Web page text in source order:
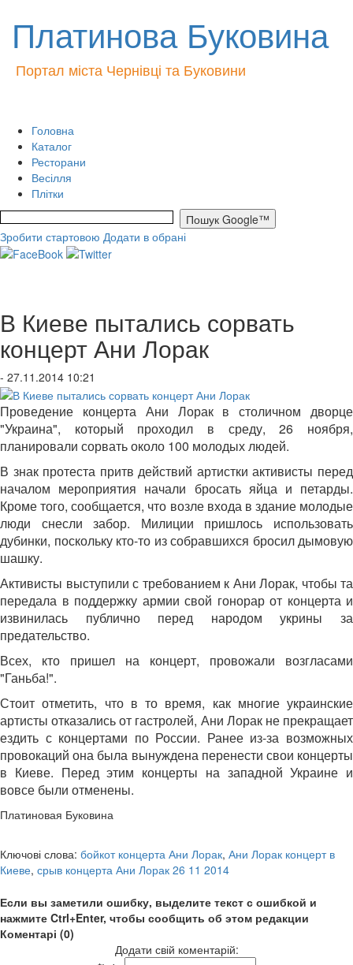
Платинова Буковина
Портал міста Чернівці та Буковини
Головна
Каталог
Ресторани
Весілля
Плітки
Зробити стартовою Додати в обрані
В Киеве пытались сорвать
концерт Ани Лорак
- 27.11.2014 10:21
Проведение концерта Ани Лорак в столичном дворце
"Украина", который проходил в среду, 26 ноября,
планировали сорвать около 100 молодых людей.
В знак протеста притв действий артистки активисты перед
началом мероприятия начали бросать яйца и петарды.
Кроме того, сообщается, что возле входа в здание молодые
люди снесли забор. Милиции пришлось использовать
дубинки, поскольку кто-то из собравшихся бросил дымовую
шашку.
Активисты выступили с требованием к Ани Лорак, чтобы та
передала в поддержку армии свой гонорар от концерта и
извинилась публично перед народом укрины за
предательство.
Всех, кто пришел на концерт, провожали возгласами
"Ганьба!".
Стоит отметить, что в то время, как многие украинские
артисты отказались от гастролей, Ани Лорак не прекращает
ездить с концертами по России. Ранее из-за возможных
провокаций она была вынуждена перенести свои концерты
в Киеве. Перед этим концерты на западной Украине и
вовсе были отменены.
Платиновая Буковина
Ключові слова: бойкот концерта Ани Лорак, Ани Лорак концерт в
Киеве, срыв концерта Ани Лорак 26 11 2014
Если вы заметили ошибку, выделите текст с ошибкой и
нажмите Ctrl+Enter, чтобы сообщить об этом редакции
Коментарі (0)
Додати свій коментарій: